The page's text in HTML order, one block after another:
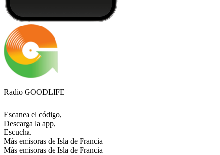
Radio GOODLIFE
Escanea el código,
Descarga la app,
Escucha.
Más emisoras de Isla de Francia
Más emisoras de Isla de Francia